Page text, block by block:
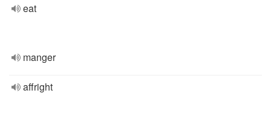
eat
manger
affright